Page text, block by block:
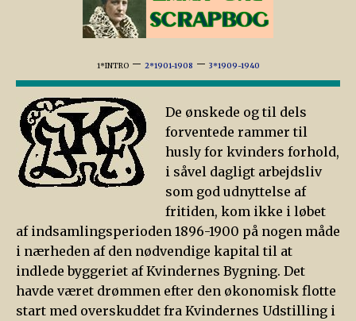
1*INTRO– 2*1901-1908 – 3*1909-1940
De ønskede og til dels
forventede rammer til
husly for kvinders forhold,
i såvel dagligt arbejdsliv
som god udnyttelse af
fritiden, kom ikke i løbet
af indsamlingsperioden 1896-1900 på nogen måde
i nærheden af den nødvendige kapital til at
indlede byggeriet af Kvindernes Bygning. Det
havde været drømmen efter den økonomisk flotte
start med overskuddet fra Kvindernes Udstilling i